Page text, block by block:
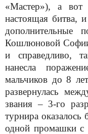
«Мастер»), а вот
настоящая битва,
дополнительные
Кошлюновой
и справедливо,
нанесла
мальчиков до 8
развернулась
звания – 3-го
турнира
одной промашки с